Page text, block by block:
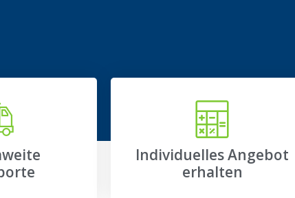
Individuelles Angebot
erhalten